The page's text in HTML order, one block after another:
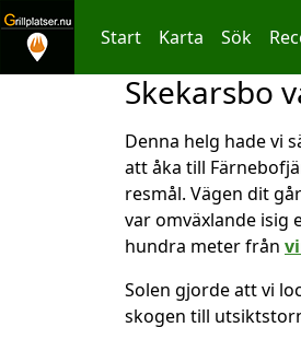
Hoppa till innehållet
Start Karta Sök
Skekarsbo
Denna helg hade vi
att åka till
resmål. Vägen dit
var omväxlande isig
hundra meter från
Solen gjorde att vi
skogen till